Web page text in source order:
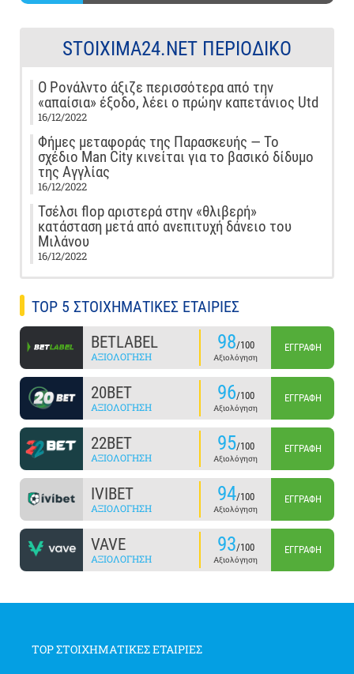
STOIXIMA24.NET ΠΕΡΙΟΔΙΚΌ
Ο Ρονάλντο άξιζε περισσότερα από την
«απαίσια» έξοδο, λέει ο πρώην καπετάνιος Utd
16/12/2022
Φήμες μεταφοράς της Παρασκευής — Το
σχέδιο Man City κινείται για το βασικό δίδυμο
της Αγγλίας
16/12/2022
Τσέλσι flop αριστερά στην «θλιβερή»
κατάσταση μετά από ανεπιτυχή δάνειο του
Μιλάνου
16/12/2022
TOP 5 ΣΤΟΙΧΗΜΑΤΙΚΕΣ ΕΤΑΙΡΙΕΣ
BETLABEL
ΑΞΙΟΛΌΓΗΣΗ
98/100
Αξιολόγηση
ΕΓΓΡΑΦΉ
20BET
ΑΞΙΟΛΌΓΗΣΗ
96/100
Αξιολόγηση
ΕΓΓΡΑΦΉ
22BET
ΑΞΙΟΛΌΓΗΣΗ
95/100
Αξιολόγηση
ΕΓΓΡΑΦΉ
IVIBET
ΑΞΙΟΛΌΓΗΣΗ
94/100
Αξιολόγηση
ΕΓΓΡΑΦΉ
VAVE
ΑΞΙΟΛΌΓΗΣΗ
93/100
Αξιολόγηση
ΕΓΓΡΑΦΉ
TOP ΣΤΟΙΧΗΜΑΤΙΚΕΣ ΕΤΑΙΡΙΕΣ